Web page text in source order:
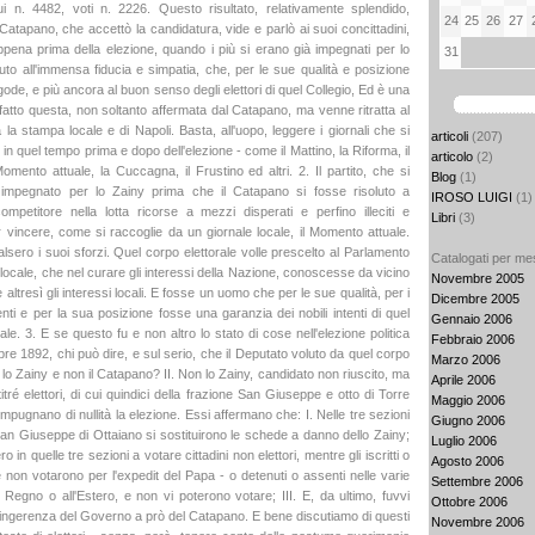
24 25 26 27
31
articoli (207)
articolo (2)
Blog (1)
IROSO LUIGI (1)
Libri (3)
Catalogati per
Novembre 2005
Dicembre 2005
Gennaio 2006
Febbraio 2006
Marzo 2006
Aprile 2006
Maggio 2006
Giugno 2006
Luglio 2006
Agosto 2006
Settembre 2006
Ottobre 2006
Novembre 2006
n. 4482, voti n. 2226. Questo risultato, relativamente splendido,
che accettò la candidatura, vide e parlò ai suoi concittadini,
prima della elezione, quando i più si erano già impegnati per lo
all'immensa fiducia e simpatia, che, per le sue qualità e posizione
e più ancora al buon senso degli elettori di quel Collegio, Ed è una
questa, non soltanto affermata dal Catapano, ma venne ritratta al
la stampa locale e di Napoli. Basta, all'uopo, leggere i giornali che si
quel tempo prima e dopo dell'elezione - come il Mattino, la Riforma, il
attuale, la Cuccagna, il Frustino ed altri. 2. Il partito, che si
per lo Zainy prima che il Catapano si fosse risoluto a
nella lotta ricorse a mezzi disperati e perfino illeciti e
vincere, come si raccoglie da un giornale locale, il Momento attuale.
i suoi sforzi. Quel corpo elettorale volle prescelto al Parlamento
che nel curare gli interessi della Nazione, conoscesse da vicino
altresì gli interessi locali. E fosse un uomo che per le sue qualità, per i
e per la sua posizione fosse una garanzia dei nobili intenti di quel
3. E se questo fu e non altro lo stato di cose nell'elezione politica
1892, chi può dire, e sul serio, che il Deputato voluto da quel corpo
Zainy e non il Catapano? II. Non lo Zainy, candidato non riuscito, ma
elettori, di cui quindici della frazione San Giuseppe e otto di Torre
di nullità la elezione. Essi affermano che: I. Nelle tre sezioni
Giuseppe di Ottaiano si sostituirono le schede a danno dello Zainy;
in quelle tre sezioni a votare cittadini non elettori, mentre gli iscritti o
non votarono per l'expedit del Papa - o detenuti o assenti nelle varie
Regno o all'Estero, e non vi poterono votare; III. E, da ultimo, fuvvi
del Governo a prò del Catapano. E bene discutiamo di questi